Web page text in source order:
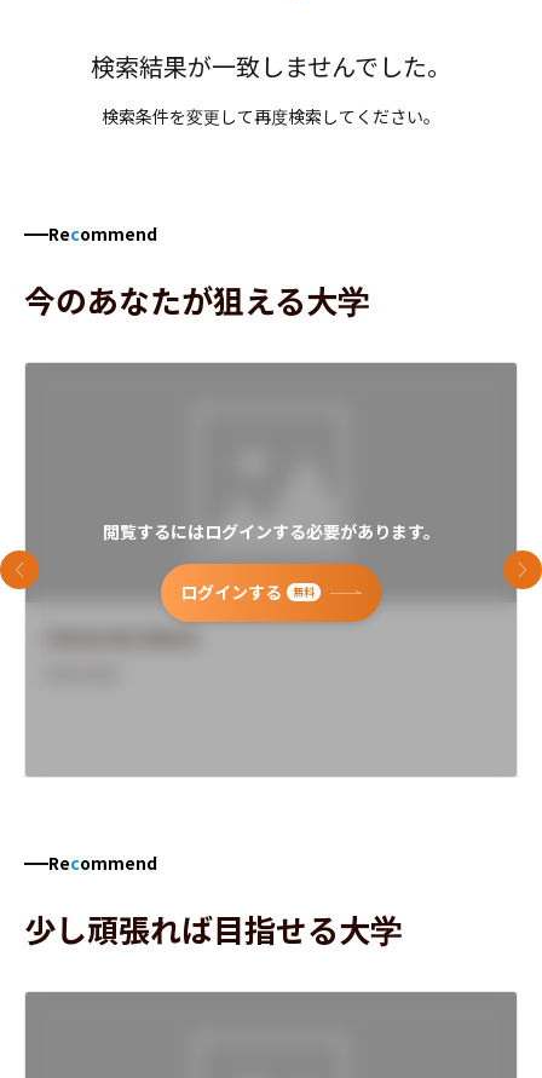
検索結果が一致しませんでした。
検索条件を変更して再度検索してください。
Recommend
今のあなたが狙える大学
閲覧するにはログインする必要があります。
ログインする 無料
前のスライド 次
Recommend
少し頑張れば目指せる大学